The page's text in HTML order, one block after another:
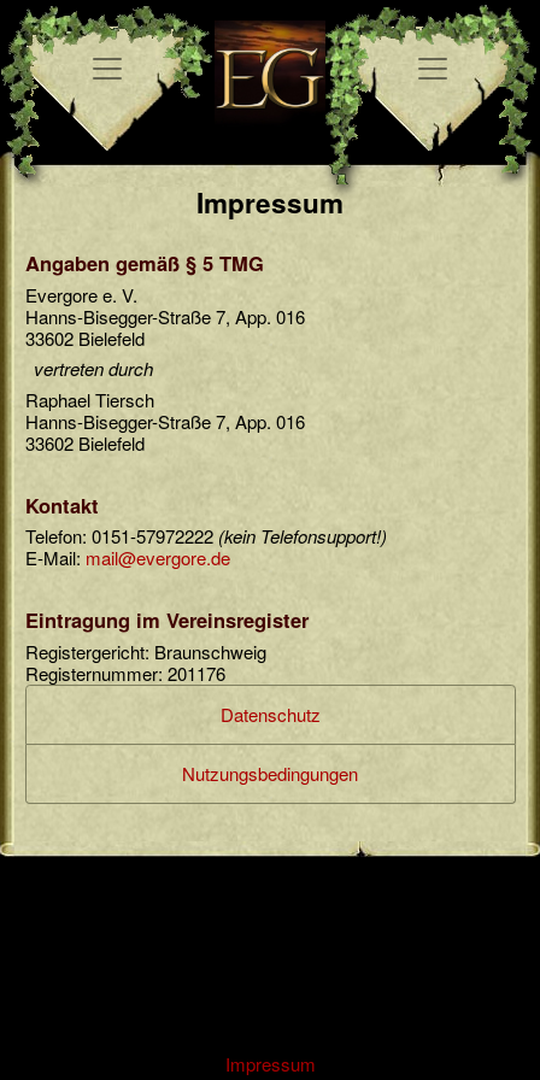
Impressum
Angaben gemäß § 5 TMG
Evergore e. V.
Hanns-Bisegger-Straße 7, App. 016
33602 Bielefeld
vertreten durch
Raphael Tiersch
Hanns-Bisegger-Straße 7, App. 016
33602 Bielefeld
Kontakt
Telefon: 0151-57972222 (kein Telefonsupport!)
E-Mail: mail@evergore.de
Eintragung im Vereinsregister
Registergericht: Braunschweig
Registernummer: 201176
Datenschutz
Nutzungsbedingungen
Impressum